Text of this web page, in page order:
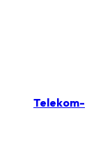
Telekom-